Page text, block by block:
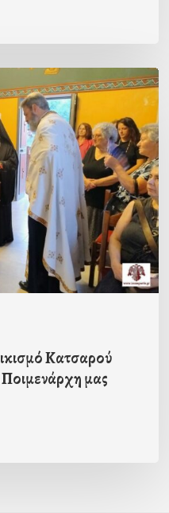
Κατσαρού
μας